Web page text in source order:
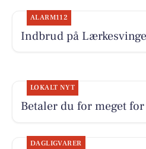
ALARM112
Indbrud på
LOKALT NYT
Betaler du for meget
DAGLIGVARER